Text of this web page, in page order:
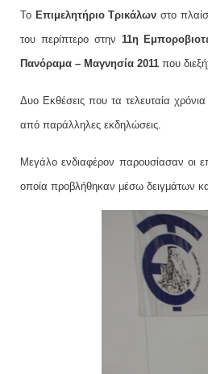
Το Επιμελητήριο Τρικάλων στο
του περίπτερο στην 11η
Πανόραμα – Μαγνησία 2011 που
Δυο Εκθέσεις που τα τελευταία
από παράλληλες εκδηλώσεις.
Μεγάλο ενδιαφέρον παρουσίασαν οι
οποία προβλήθηκαν μέσω δειγμάτων